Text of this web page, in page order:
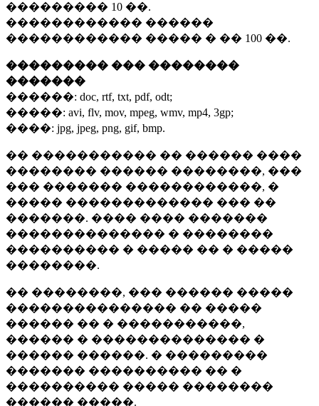
��������� 10 ��.
������������ ������
������������ ����� � �� 100 ��.
��������� ��� ��������
�������
������: doc, rtf, txt, pdf, odt;
�����: avi, flv, mov, mpeg, wmv, mp4, 3gp;
����: jpg, jpeg, png, gif, bmp.
�� ����������� �� ������ ����
�������� ������ ��������, ���
��� ������� ������������, �
����� ������������� ��� ��
�������. ���� ���� �������
�������������� � ��������
���������� � ����� �� � �����
��������.
�� ��������, ��� ������ �����
��������������� �� �����
������ �� � �����������,
������ � �������������� �
������ ������. � ���������
������� ���������� �� �
���������� ����� ��������
������ �����.